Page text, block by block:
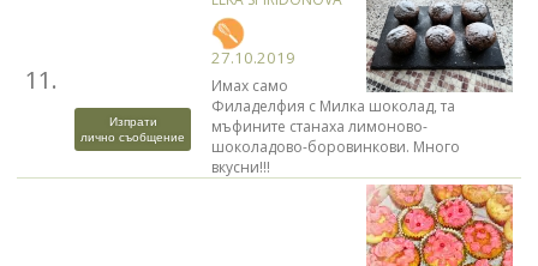
11.
Изпрати
лично съобщение
27.10.2019
Имах само
Филаделфия с Милка шоколад, та
мъфините станаха лимоново-
шоколадово-боровинкови. Много
вкусни!!!